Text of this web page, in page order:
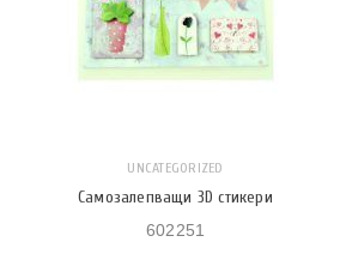
UNCATEGORIZED
Самозалепващи 3D стикери
602251